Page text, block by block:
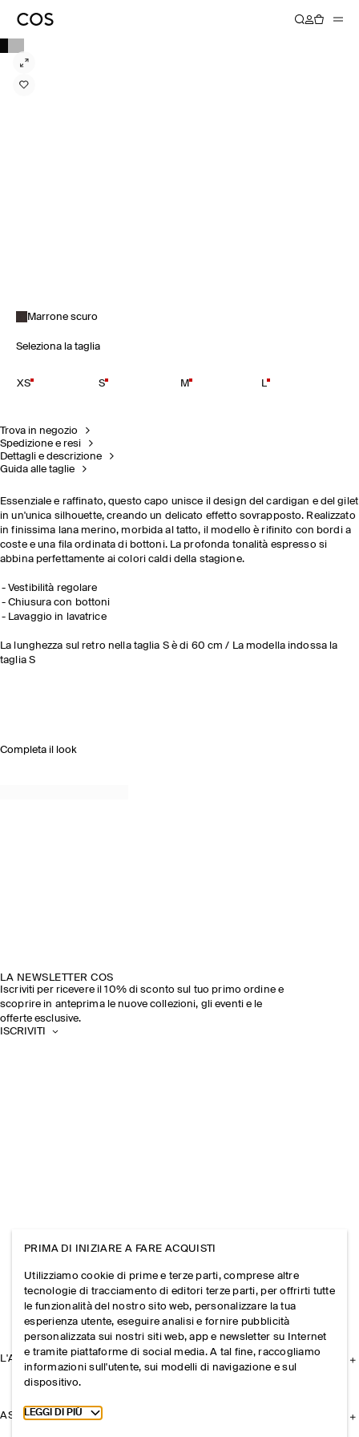
Marrone scuro
Seleziona la taglia
XS S M L
Trova in negozio
Spedizione e resi
Dettagli e descrizione
Guida alle taglie
Essenziale e raffinato, questo capo unisce il design del cardigan e del gilet
in un'unica silhouette, creando un delicato effetto sovrapposto. Realizzato
in finissima lana merino, morbida al tatto, il modello è rifinito con bordi a
coste e una fila ordinata di bottoni. La profonda tonalità espresso si
abbina perfettamente ai colori caldi della stagione.
Vestibilità regolare
Chiusura con bottoni
Lavaggio in lavatrice
La lunghezza sul retro nella taglia S è di 60 cm / La modella indossa la
taglia S
Completa il look
LA NEWSLETTER COS
Iscriviti per ricevere il 10% di sconto sul tuo primo ordine e
scoprire in anteprima le nuove collezioni, gli eventi e le
offerte esclusive.
ISCRIVITI
L'AZIENDA
ASSISTENZA
PRIMA DI INIZIARE A FARE ACQUISTI
Utilizziamo cookie di prime e terze parti, comprese altre
tecnologie di tracciamento di editori terze parti, per offrirti tutte
le funzionalità del nostro sito web, personalizzare la tua
esperienza utente, eseguire analisi e fornire pubblicità
personalizzata sui nostri siti web, app e newsletter su Internet
e tramite piattaforme di social media. A tal fine, raccogliamo
informazioni sull'utente, sui modelli di navigazione e sul
dispositivo.
Toggle more cookie information
LEGGI DI PIÙ